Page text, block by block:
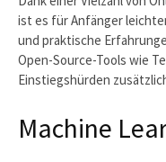
ist es für Anfänger
und praktische
Open-Source-Tools wie
Einstiegshürden
Machine